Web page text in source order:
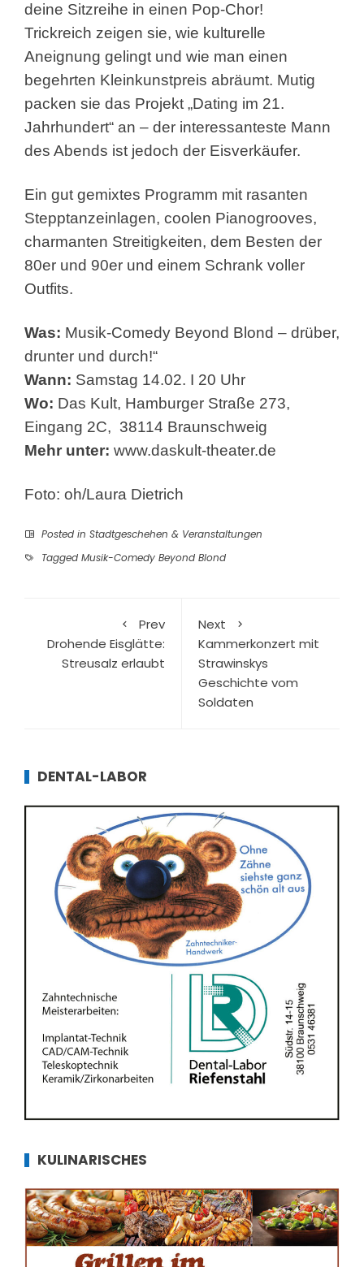
deine Sitzreihe in einen Pop-Chor!
Trickreich zeigen sie, wie kulturelle
Aneignung gelingt und wie man einen
begehrten Kleinkunstpreis abräumt. Mutig
packen sie das Projekt „Dating im 21.
Jahrhundert“ an – der interessanteste Mann
des Abends ist jedoch der Eisverkäufer.
Ein gut gemixtes Programm mit rasanten
Stepptanzeinlagen, coolen Pianogrooves,
charmanten Streitigkeiten, dem Besten der
80er und 90er und einem Schrank voller
Outfits.
Was: Musik-Comedy Beyond Blond – drüber,
drunter und durch!“
Wann: Samstag 14.02. I 20 Uhr
Wo: Das Kult, Hamburger Straße 273,
Eingang 2C, 38114 Braunschweig
Mehr unter: www.daskult-theater.de
Foto: oh/Laura Dietrich
Posted in Stadtgeschehen & Veranstaltungen
Tagged Musik-Comedy Beyond Blond
Prev
Drohende Eisglätte:
Streusalz erlaubt
Next
Kammerkonzert mit
Strawinskys
Geschichte vom
Soldaten
DENTAL-LABOR
KULINARISCHES